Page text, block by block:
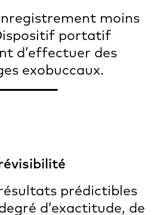
moins
portatif
d’effectuer des
exobuccaux.
prédictibles
d’exactitude, de